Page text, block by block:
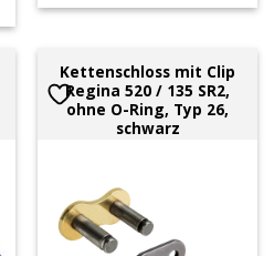
Kettenschloss mit Clip
Regina 520 / 135 SR2,
ohne O-Ring, Typ 26,
schwarz